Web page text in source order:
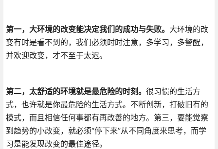
第一，大环境的改变能决定我们的成功与失败。 大环境的改
变有时是看不到的，我们必须时时注意，多学习，多警醒，
并欢迎改变，才不至于太迟。
第二，太舒适的环境就是最危险的时刻。 很习惯的生活方
式，也许就是你最危险的生活方式。不断创新，打破旧有的
模式，而且相信任何事都有再改善的地方。第三，要能觉察
到趋势的小改变，就必须“停下来”从不同角度来思考，而学
习是能发现改变的最佳途径。